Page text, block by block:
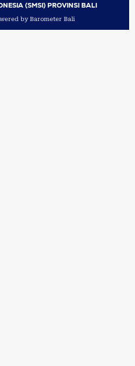
(SMSI) PROVINSI BALI
by Barometer Bali